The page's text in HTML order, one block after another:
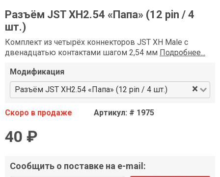
Разъём JST XH2.54 «Папа» (12 pin / 4
шт.)
Комплект из четырёх коннекторов JST XH Male с
двенадцатью контактами шагом 2,54 мм Подробнее...
Модификация
Разъём JST XH2.54 «Папа» (12 pin / 4 шт.)
×
Скоро в продаже Артикул: # 1975
40 ₽
Сообщить о поставке на e-mail: